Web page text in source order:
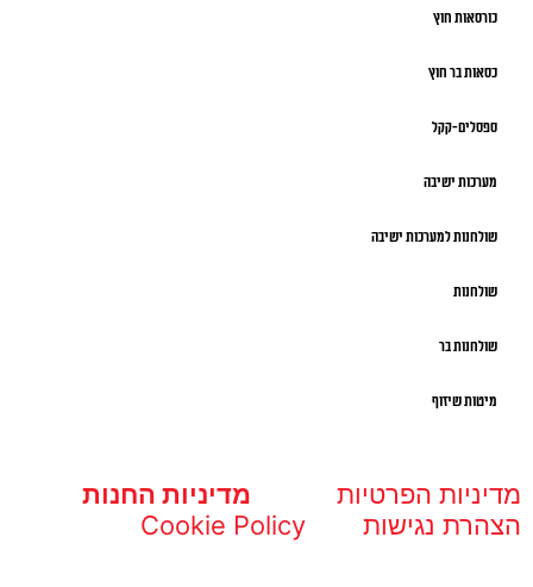
כורסאות חוץ
כסאות בר חוץ
ספסלים-קקל
מערכות ישיבה
שולחנות למערכות ישיבה
שולחנות
שולחנות בר
מיטות שיזוף
מדיניות הפרטיות
מדיניות החנות
הצהרת נגישות
Cookie Policy